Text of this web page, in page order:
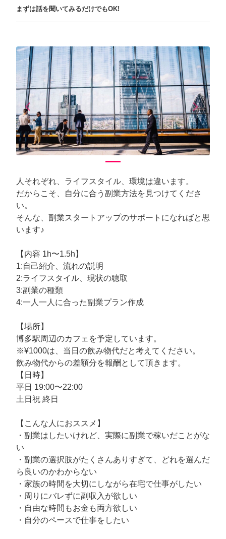
まずは話を聞いてみるだけでもOK!
arrow_back_iosPrevious arrow_forward_iosNext
人それぞれ、ライフスタイル、環境は違います。
だからこそ、自分に合う副業方法を見つけてくださ
い。
そんな、副業スタートアップのサポートになればと思
います♪
【内容 1h〜1.5h】
1:自己紹介、流れの説明
2:ライフスタイル、現状の聴取
3:副業の種類
4:一人一人に合った副業プラン作成
【場所】
博多駅周辺のカフェを予定しています。
※¥1000は、当日の飲み物代だと考えてください。
飲み物代からの差額分を報酬として頂きます。
【日時】
平日 19:00〜22:00
土日祝 終日
【こんな人におススメ】
・副業はしたいけれど、実際に副業で稼いだことがな
い
・副業の選択肢がたくさんありすぎて、どれを選んだ
ら良いのかわからない
・家族の時間を大切にしながら在宅で仕事がしたい
・周りにバレずに副収入が欲しい
・自由な時間もお金も両方欲しい
・自分のペースで仕事をしたい